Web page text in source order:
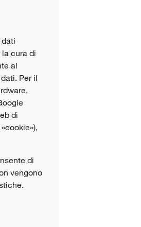
cura di
al
Per il
di
di
vengono